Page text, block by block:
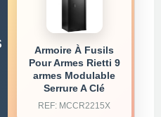
Armoire À Fusils
Pour Armes Rietti 9
armes Modulable
Serrure A Clé
REF: MCCR2215X